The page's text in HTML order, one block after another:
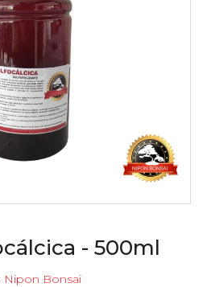
- 500ml
Nipon Bonsai